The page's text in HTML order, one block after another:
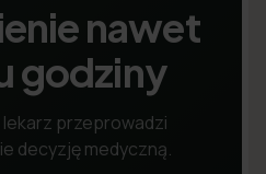
nawet
godziny
lekarz przeprowadzi
decyzję medyczną.